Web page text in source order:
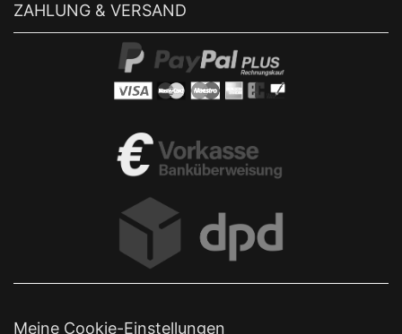
ZAHLUNG & VERSAND
Meine Cookie-Einstellungen